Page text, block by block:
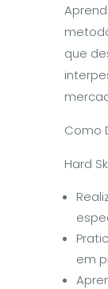
que
Como
Hard
em